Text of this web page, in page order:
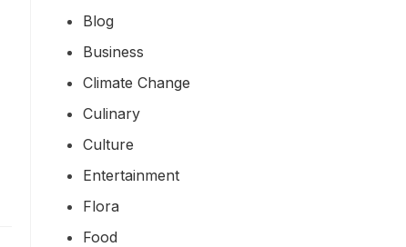
Blog
Business
Climate Change
Culinary
Culture
Entertainment
Flora
Food